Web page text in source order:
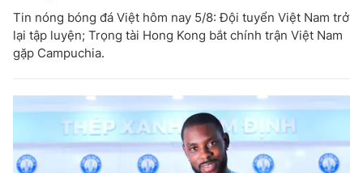
Tin nóng bóng đá Việt hôm nay 5/8: Đội tuyển Việt Nam trở
lại tập luyện; Trọng tài Hong Kong bắt chính trận Việt Nam
gặp Campuchia.